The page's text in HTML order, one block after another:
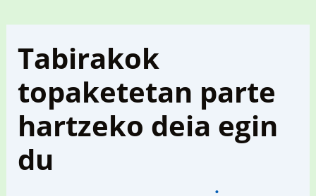
Tabirakok
topaketetan parte
hartzeko deia egin
du
•